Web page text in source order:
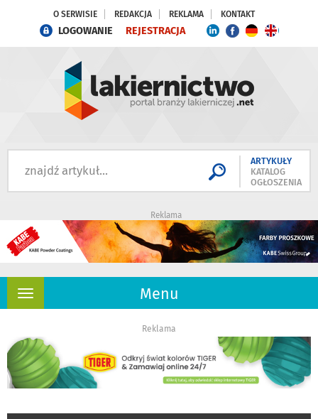
O SERWISIE REDAKCJA REKLAMA KONTAKT
LOGOWANIE REJESTRACJA
ARTYKUŁY
KATALOG
OGŁOSZENIA
Reklama
Menu
Rozwiń
Reklama